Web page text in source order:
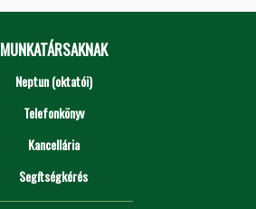
MUNKATÁRSAKNAK
Neptun (oktatói)
Telefonkönyv
Kancellária
Segítségkérés